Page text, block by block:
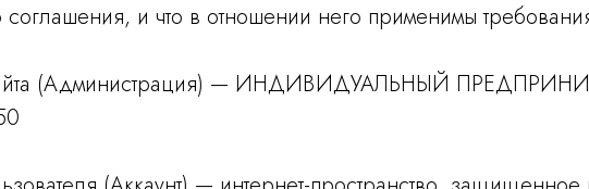
соглашения, и что в отношении него применимы
(Администрация) — ИНДИВИДУАЛЬНЫЙ